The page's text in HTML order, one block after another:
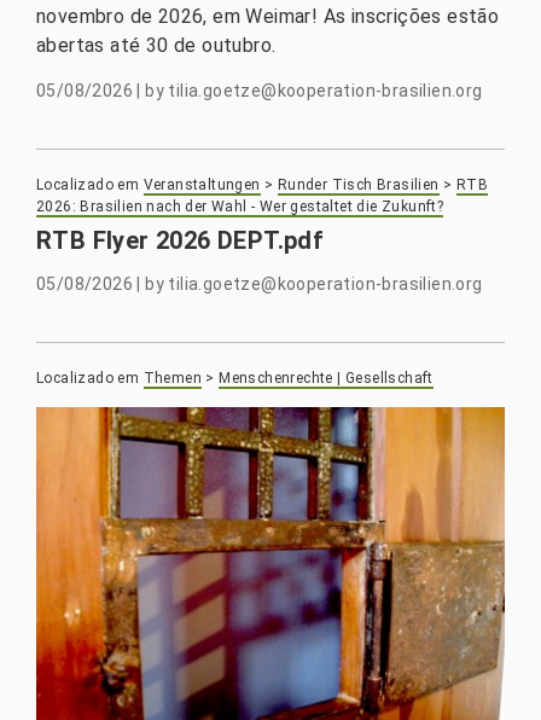
novembro de 2026, em Weimar! As inscrições estão
abertas até 30 de outubro.
05/08/2026 by tilia.goetze@kooperation-brasilien.org
Localizado em Veranstaltungen > Runder Tisch Brasilien > RTB
2026: Brasilien nach der Wahl - Wer gestaltet die Zukunft?
RTB Flyer 2026 DEPT.pdf
05/08/2026 by tilia.goetze@kooperation-brasilien.org
Localizado em Themen > Menschenrechte | Gesellschaft